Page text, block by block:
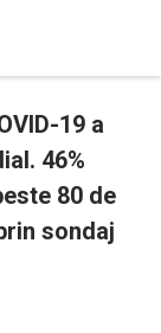
19 a
46%
80 de
sondaj